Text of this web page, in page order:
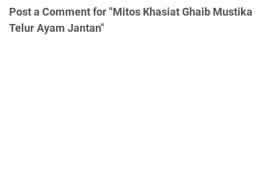
Post a Comment for "Mitos Khasiat Ghaib Mustika
Telur Ayam Jantan"